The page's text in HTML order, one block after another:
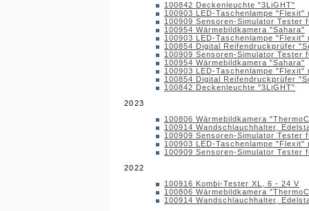
100842 Deckenleuchte "3LiGHT"
100903 LED-Taschenlampe "Flexit"
100909 Sensoren-Simulator Tester
100954 Wärmebildkamera "Sahara"
100903 LED-Taschenlampe "Flexit"
100854 Digital Reifendruckprüfer
100909 Sensoren-Simulator Tester
100954 Wärmebildkamera "Sahara"
100903 LED-Taschenlampe "Flexit"
100854 Digital Reifendruckprüfer
100842 Deckenleuchte "3LiGHT"
2023
100806 Wärmebildkamera
100914 Wandschlauchhalter,
100909 Sensoren-Simulator Tester
100903 LED-Taschenlampe "Flexit"
100909 Sensoren-Simulator Tester
2022
100916 Kombi-Tester XL, 6 - 24 V
100806 Wärmebildkamera
100914 Wandschlauchhalter,